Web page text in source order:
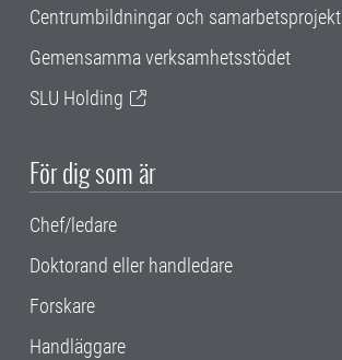
Centrumbildningar och samarbetsprojekt
Gemensamma verksamhetsstödet
SLU Holding
För dig som är
Chef/ledare
Doktorand eller handledare
Forskare
Handläggare